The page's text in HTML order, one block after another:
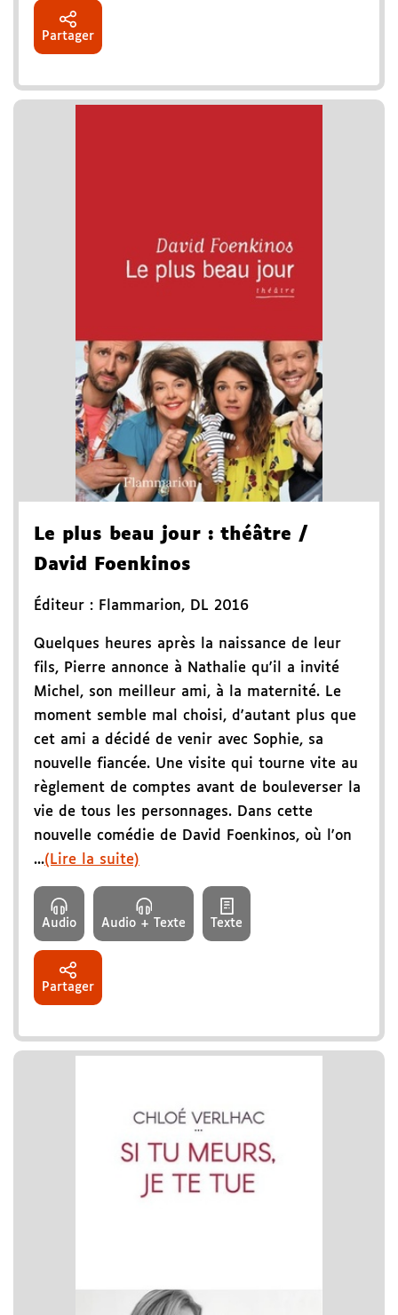
Partager
Le plus beau jour : théâtre /
David Foenkinos
Éditeur : Flammarion, DL 2016
Quelques heures après la naissance de leur
fils, Pierre annonce à Nathalie qu'il a invité
Michel, son meilleur ami, à la maternité. Le
moment semble mal choisi, d'autant plus que
cet ami a décidé de venir avec Sophie, sa
nouvelle fiancée. Une visite qui tourne vite au
règlement de comptes avant de bouleverser la
vie de tous les personnages. Dans cette
nouvelle comédie de David Foenkinos, où l'on
...(Lire la suite)
Audio Audio + Texte Texte
Partager